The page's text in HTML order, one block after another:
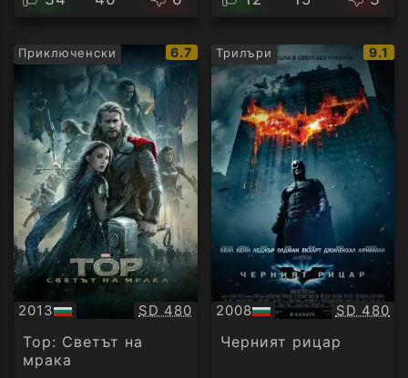
Приключенски
IMDb
рейтинг:
6.7
2013
БГ
аудио
Качество:
SD 480
Тор: Светът на
мрака
Трилъри
IMDb
9.1
2008
БГ
аудио
SD 480
Черният рицар